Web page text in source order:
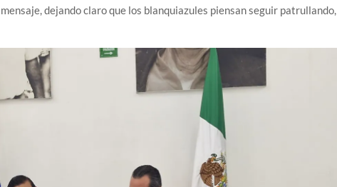
dejando claro que los blanquiazules piensan seguir patrullando,